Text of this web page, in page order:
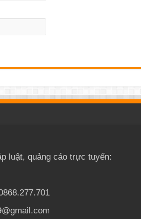
luật, quảng cáo trực tuyến: